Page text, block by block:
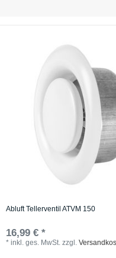
Abluft Tellerventil ATVM 150
16,99 € *
*inkl. ges. MwSt. zzgl.